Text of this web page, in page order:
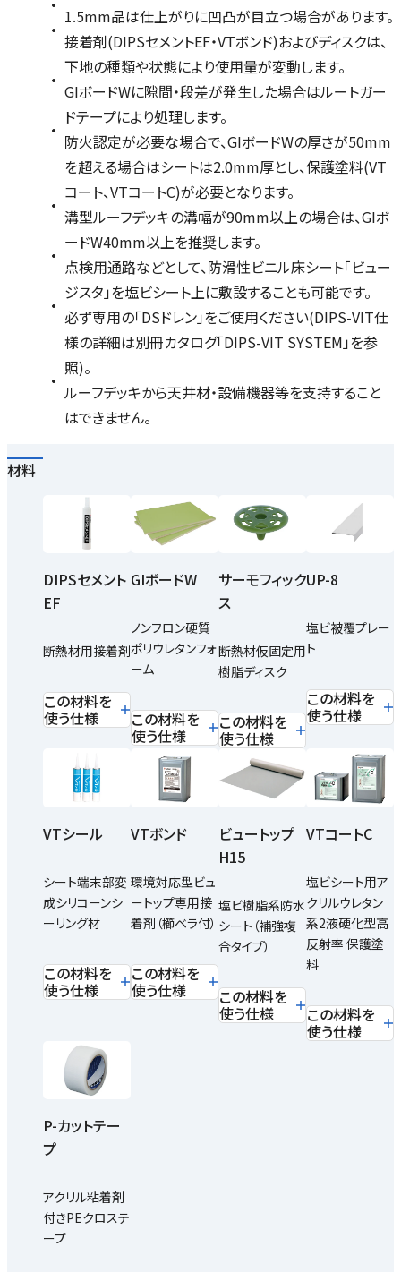
1.5mm品は仕上がりに凹凸が目立つ場合があります。
接着剤(DIPSセメントEF・VTボンド)およびディスクは、
下地の種類や状態により使用量が変動します。
GIボードWに隙間・段差が発生した場合はルートガー
ドテープにより処理します。
防火認定が必要な場合で、GIボードWの厚さが50mm
を超える場合はシートは2.0mm厚とし、保護塗料(VT
コート、VTコートC)が必要となります。
溝型ルーフデッキの溝幅が90mm以上の場合は、GIボ
ードW40mm以上を推奨します。
点検用通路などとして、防滑性ビニル床シート「ビュー
ジスタ」を塩ビシート上に敷設することも可能です。
必ず専用の「DSドレン」をご使用ください(DIPS-VIT仕
様の詳細は別冊カタログ「DIPS-VIT SYSTEM」を参
照)。
ルーフデッキから天井材・設備機器等を支持すること
はできません。
材料
DIPSセメント
EF
断熱材用接着剤
この材料を
使う仕様
GIボードW
ノンフロン硬質
ポリウレタンフォ
ーム
この材料を
使う仕様
サーモフィック
ス
断熱材仮固定用
樹脂ディスク
この材料を
使う仕様
UP-8
塩ビ被覆プレー
ト
この材料を
使う仕様
VTシール
シート端末部変
成シリコーンシ
ーリング材
この材料を
使う仕様
VTボンド
環境対応型ビュ
ートップ専用接
着剤（櫛ベラ付）
この材料を
使う仕様
ビュートップ
H15
塩ビ樹脂系防水
シート（補強複
合タイプ）
この材料を
使う仕様
VTコートC
塩ビシート用ア
クリルウレタン
系2液硬化型高
反射率 保護塗
料
この材料を
使う仕様
P-カットテー
プ
アクリル粘着剤
付きPEクロステ
ープ